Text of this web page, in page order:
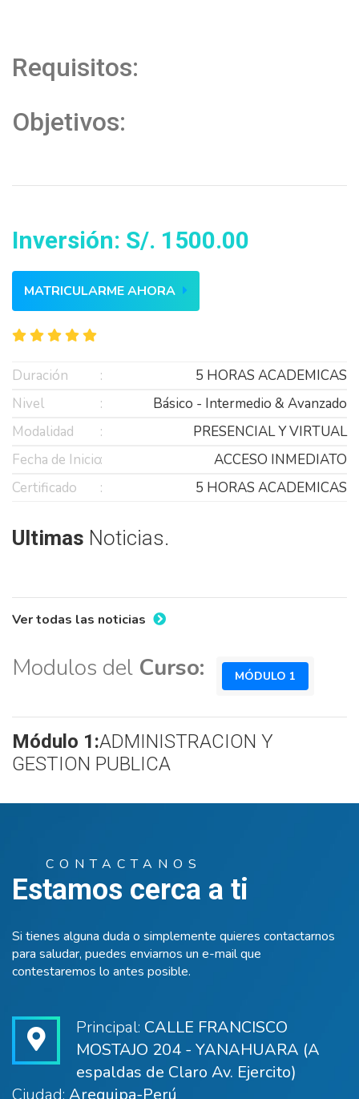
Requisitos:
Objetivos:
Inversión: S/. 1500.00
MATRICULARME AHORA
Duración
5 HORAS ACADEMICAS
Nivel
Básico - Intermedio & Avanzado
Modalidad
PRESENCIAL Y VIRTUAL
Fecha de Inicio
ACCESO INMEDIATO
Certificado
5 HORAS ACADEMICAS
Ultimas Noticias.
Ver todas las noticias
Modulos del Curso: MÓDULO 1
Módulo 1:ADMINISTRACION Y
GESTION PUBLICA
CONTACTANOS
Estamos cerca a ti
Si tienes alguna duda o simplemente quieres contactarnos
para saludar, puedes enviarnos un e-mail que
contestaremos lo antes posible.
Principal: CALLE FRANCISCO
MOSTAJO 204 - YANAHUARA (A
espaldas de Claro Av. Ejercito)
Ciudad: Arequipa-Perú